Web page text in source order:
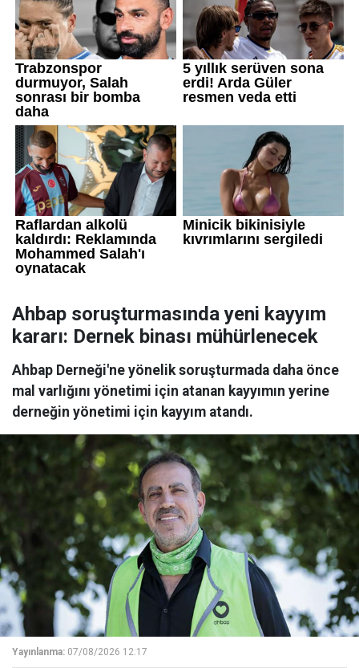
Ahbap soruşturmasında yeni kayyım
kararı: Dernek binası mühürlenecek
Ahbap Derneği'ne yönelik soruşturmada daha önce
mal varlığını yönetimi için atanan kayyımın yerine
derneğin yönetimi için kayyım atandı.
Yayınlanma: 07/08/2026 12:17